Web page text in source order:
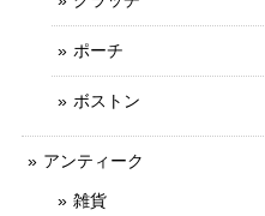
ポーチ
ボストン
アンティーク
雑貨